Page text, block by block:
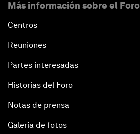
Más información sobre el Foro
Centros
Reuniones
Partes interesadas
Historias del Foro
Notas de prensa
Galería de fotos